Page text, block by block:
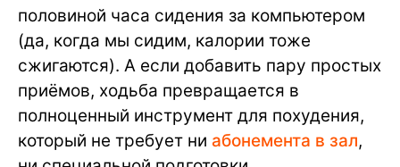
половиной часа сидения за компьютером
(да, когда мы сидим, калории тоже
сжигаются). А если добавить пару простых
приёмов, ходьба превращается в
полноценный инструмент для похудения,
который не требует ни абонемента в зал,